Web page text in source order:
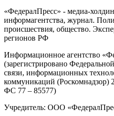
«ФедералПресс» - медиа-
информагентства, журнал.
происшествия, общество.
регионов РФ
Информационное агентство
(зарегистрировано
связи, информационных
коммуникаций
ФС 77 – 85577)
Учредитель: ООО